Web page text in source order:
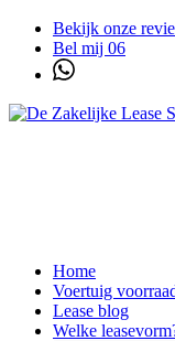
Bekijk onze
Bel mij 06
Home
Voertuig
Lease blog
Welke